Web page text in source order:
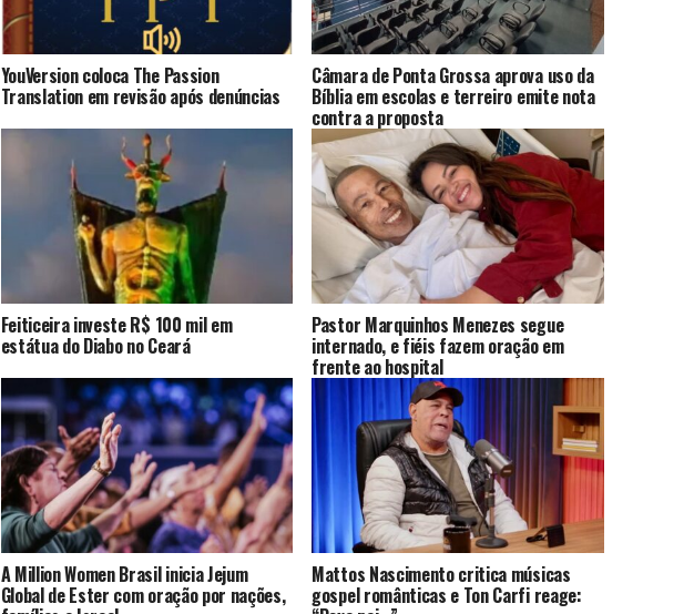
YouVersion coloca The Passion
Translation em revisão após denúncias
Câmara de Ponta Grossa aprova uso da
Bíblia em escolas e terreiro emite nota
contra a proposta
Feiticeira investe R$ 100 mil em
estátua do Diabo no Ceará
Pastor Marquinhos Menezes segue
internado, e fiéis fazem oração em
frente ao hospital
A Million Women Brasil inicia Jejum
Global de Ester com oração por nações,
Mattos Nascimento critica músicas
gospel românticas e Ton Carfi reage: